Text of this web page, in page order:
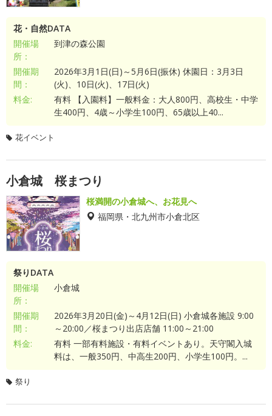
花・自然DATA
開催場
所：
到津の森公園
開催期
間：
2026年3月1日(日)～5月6日(振休) 休園日：3月3日
(火)、10日(火)、17日(火)
料金:
有料 【入園料】一般料金：大人800円、高校生・中学
生400円、4歳～小学生100円、65歳以上40...
花イベント
小倉城 桜まつり
桜満開の小倉城へ、お花見へ
福岡県・北九州市小倉北区
祭りDATA
開催場
所：
小倉城
開催期
間：
2026年3月20日(金)～4月12日(日) 小倉城各施設 9:00
～20:00／桜まつり出店店舗 11:00～21:00
料金:
有料 一部有料施設・有料イベントあり。天守閣入城
料は、一般350円、中高生200円、小学生100円。...
祭り